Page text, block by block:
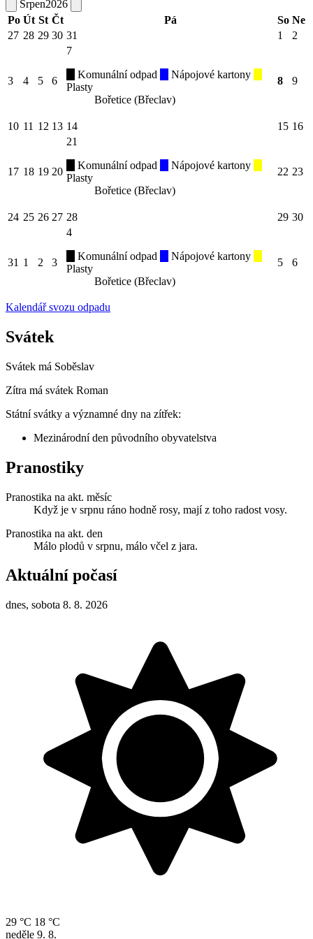
Srpen2026
Po Út St Čt Pá So Ne
27 28 29 30 31 1 2
3 4 5 6
7
Komunální odpad
Nápojové kartony
Plasty
Bořetice (Břeclav)
8 9
10 11 12 13 14 15 16
17 18 19 20
21
Komunální odpad
Nápojové kartony
Plasty
Bořetice (Břeclav)
22 23
24 25 26 27 28 29 30
31 1 2 3
4
Komunální odpad
Nápojové kartony
Plasty
Bořetice (Břeclav)
5 6
Kalendář svozu odpadu
Svátek
Svátek má Soběslav
Zítra má svátek Roman
Státní svátky a významné dny na zítřek:
Mezinárodní den původního obyvatelstva
Pranostiky
Pranostika na akt. měsíc
Když je v srpnu ráno hodně rosy, mají z toho radost vosy.
Pranostika na akt. den
Málo plodů v srpnu, málo včel z jara.
Aktuální počasí
dnes, sobota 8. 8. 2026
29 °C 18 °C
neděle 9. 8.